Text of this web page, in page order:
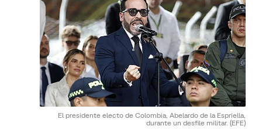
El presidente electo de Colombia, Abelardo de la Espriella,
durante un desfile militar. (EFE)